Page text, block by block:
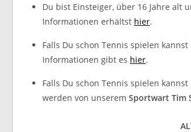
Du bist Einsteiger, über 16 Jahre alt
Informationen erhältst hier.
Falls Du schon Tennis spielen
Informationen gibt es hier.
Falls Du schon Tennis spielen
werden von unserem Sportwart Tim